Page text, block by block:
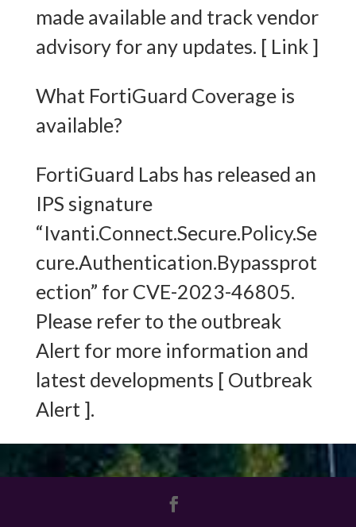
made available and track vendor
advisory for any updates. [ Link ]
What FortiGuard Coverage is
available?
FortiGuard Labs has released an
IPS signature
“Ivanti.Connect.Secure.Policy.Se
cure.Authentication.Bypassprot
ection” for CVE-2023-46805.
Please refer to the outbreak
Alert for more information and
latest developments [ Outbreak
Alert ].